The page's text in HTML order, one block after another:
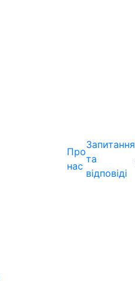
Про
нас
Запитання
та
відповіді